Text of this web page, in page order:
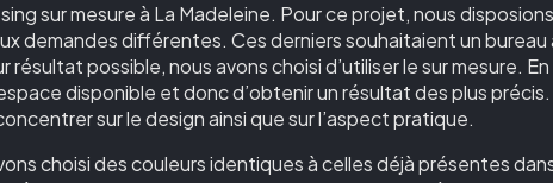
sur mesure à La Madeleine. Pour ce projet, nous
demandes différentes. Ces derniers souhaitaient un bureau
résultat possible, nous avons choisi d’utiliser le sur mesure.
disponible et donc d’obtenir un résultat des plus
sur le design ainsi que sur l’aspect pratique.
choisi des couleurs identiques à celles déjà présentes